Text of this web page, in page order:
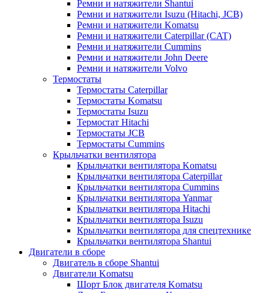
Ремни и натяжители Shantui
Ремни и натяжители Isuzu (Hitachi, JCB)
Ремни и натяжители Komatsu
Ремни и натяжители Caterpillar (CAT)
Ремни и натяжители Cummins
Ремни и натяжители John Deere
Ремни и натяжители Volvo
Термостаты
Термостаты Caterpillar
Термостаты Komatsu
Термостаты Isuzu
Термостат Hitachi
Термостаты JCB
Термостаты Cummins
Крыльчатки вентилятора
Крыльчатки вентилятора Komatsu
Крыльчатки вентилятора Caterpillar
Крыльчатки вентилятора Cummins
Крыльчатки вентилятора Yanmar
Крыльчатки вентилятора Hitachi
Крыльчатки вентилятора Isuzu
Крыльчатки вентилятора для спецтехнике
Крыльчатки вентилятора Shantui
Двигатели в сборе
Двигатель в сборе Shantui
Двигатели Komatsu
Шорт Блок двигателя Komatsu